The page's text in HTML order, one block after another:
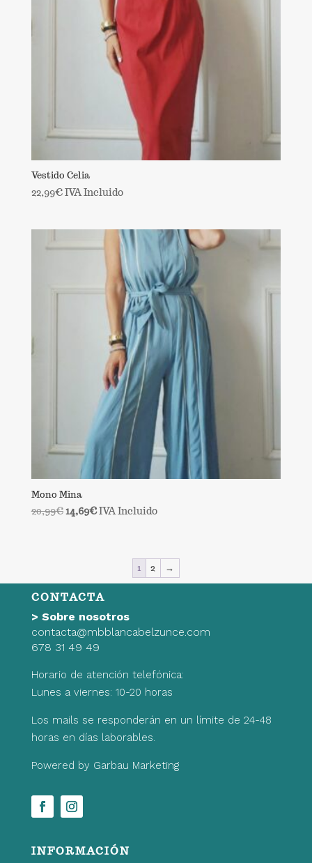
Vestido Celia
22,99€IVA Incluido
Mono Mina
20,99€El
14,69€El
IVA Incluido
1 2 →
CONTACTA
> Sobre nosotros
contacta@mbblancabelzunce.com
678 31 49 49
Horario de atención telefónica:
Lunes a viernes: 10-20 horas
Los mails se responderán en un límite de 24-48
horas en días laborables.
Powered by Garbau Marketing
INFORMACIÓN